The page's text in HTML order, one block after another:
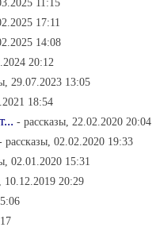
17:11
14:08
20:12
29.07.2023 13:05
18:54
- рассказы, 22.02.2020 20:04
рассказы, 02.02.2020 19:33
02.01.2020 15:31
10.12.2019 20:29